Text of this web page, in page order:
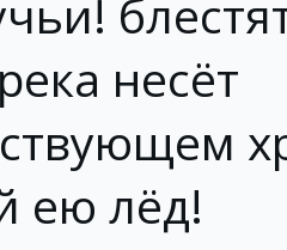
несёт
ею лёд!